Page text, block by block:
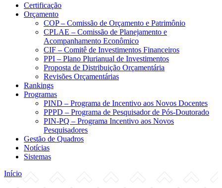
Certificação
Orçamento
COP – Comissão de Orçamento e Patrimônio
CPLAE – Comissão de Planejamento e
Acompanhamento Econômico
CIF – Comitê de Investimentos Financeiros
PPI – Plano Plurianual de Investimentos
Proposta de Distribuição Orçamentária
Revisões Orçamentárias
Rankings
Programas
PIND – Programa de Incentivo aos Novos Docentes
PPPD – Programa de Pesquisador de Pós-Doutorado
PIN-PQ – Programa Incentivo aos Novos
Pesquisadores
Gestão de Quadros
Notícias
Sistemas
Início